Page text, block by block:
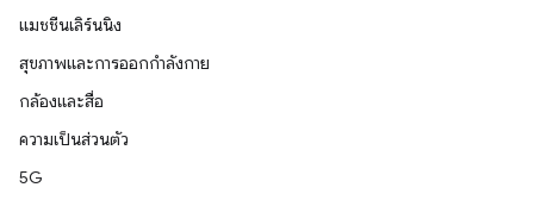
แมชชีนเลิร์นนิง
สุขภาพและการออกกำลังกาย
กล้องและสื่อ
ความเป็นส่วนตัว
5G